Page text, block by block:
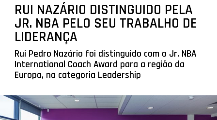
RUI NAZÁRIO DISTINGUIDO PELA
JR. NBA PELO SEU TRABALHO DE
LIDERANÇA
Rui Pedro Nazário foi distinguido com o Jr. NBA
International Coach Award para a região da
Europa, na categoria Leadership